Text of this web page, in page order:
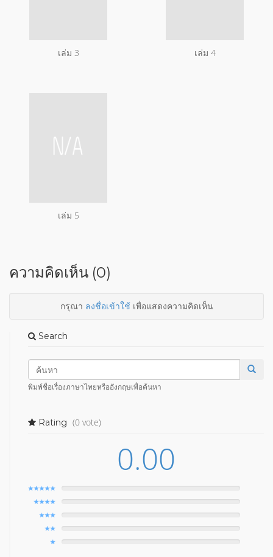
เล่ม 3 เล่ม 4
เล่ม 5
ความคิดเห็น (0)
กรุณา ลงชื่อเข้าใช้เพื่อแสดงความคิดเห็น
Search
พิมพ์ชื่อเรื่องภาษาไทยหรืออังกฤษเพื่อค้นหา
Rating (0 vote)
0.00